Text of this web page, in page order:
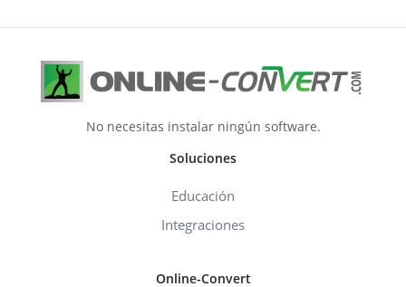
No necesitas instalar ningún software.
Soluciones
Educación
Integraciones
Online-Convert